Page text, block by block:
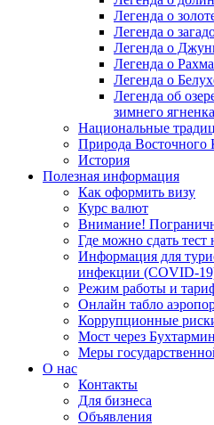
Легенда о
Легенда о
Легенда о
Легенда о
Легенда о
Легенда об
зимнего
Национальные
Природа Восточного
История
Полезная информация
Как оформить визу
Курс валют
Внимание!
Где можно сдать
Информация для
инфекции (COVID-
Режим работы и
Онлайн табло
Коррупционные
Мост через
Меры
О нас
Контакты
Для бизнеса
Объявления